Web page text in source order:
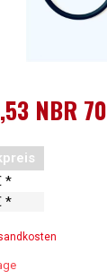
NBR 70
*
*